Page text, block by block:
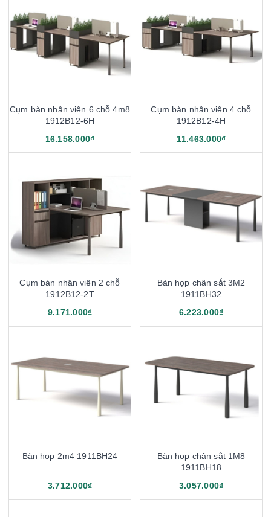
Cụm bàn nhân viên 6 chỗ 4m8
1912B12-6H
16.158.000₫
Cụm bàn nhân viên 4 chỗ
1912B12-4H
11.463.000₫
Cụm bàn nhân viên 2 chỗ
1912B12-2T
9.171.000₫
Bàn họp chân sắt 3M2
1911BH32
6.223.000₫
Bàn họp 2m4 1911BH24
3.712.000₫
Bàn họp chân sắt 1M8
1911BH18
3.057.000₫